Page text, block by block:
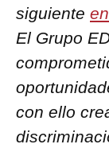
siguiente
El Grupo
con ello